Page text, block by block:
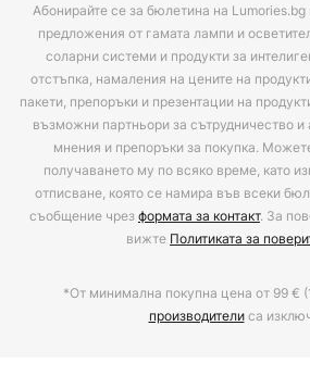
Абонирайте се за бюлетина на Lumories.bg
предложения от гамата лампи и
соларни системи и продукти за
отстъпка, намаления на цените на
пакети, препоръки и презентации на
възможни партньори за сътрудничество и
мнения и препоръки за покупка.
получаването му по всяко време, като
отписване, която се намира във всеки
съобщение чрезформата за контакт. За
вижте Политиката за
*От минимална покупна цена от 99 €
производителиса